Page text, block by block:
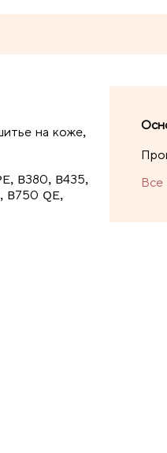
на коже,
B380, B435,
B750 QE,
Все